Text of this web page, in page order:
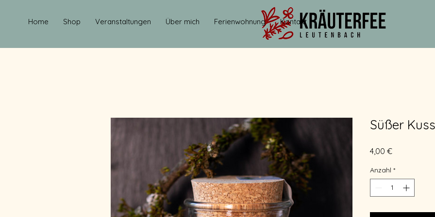
Home Shop Veranstaltungen Über mich Ferienwohnung Kontakt
Süßer Kuss
4,00 €Preis
Anzahl *